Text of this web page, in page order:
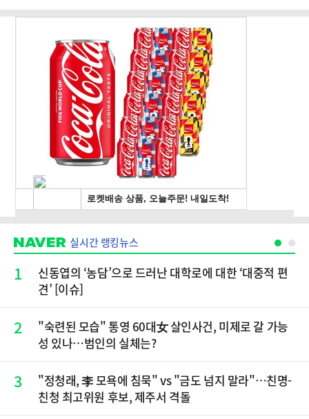
실시간 랭킹뉴스
1
신동엽의 ‘농담’으로 드러난 대학로에 대한 ‘대중적 편
견’ [이슈]
2
"숙련된 모습" 통영 60대女 살인사건, 미제로 갈 가능
성 있나…범인의 실체는?
3
"정청래, 李 모욕에 침묵" vs "금도 넘지 말라"…친명-
친청 최고위원 후보, 제주서 격돌